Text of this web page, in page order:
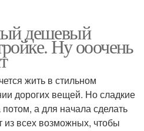
дешевый
Ну ооочень
жить в стильном
дорогих вещей. Но сладкие
а для начала сделать
всех возможных, чтобы